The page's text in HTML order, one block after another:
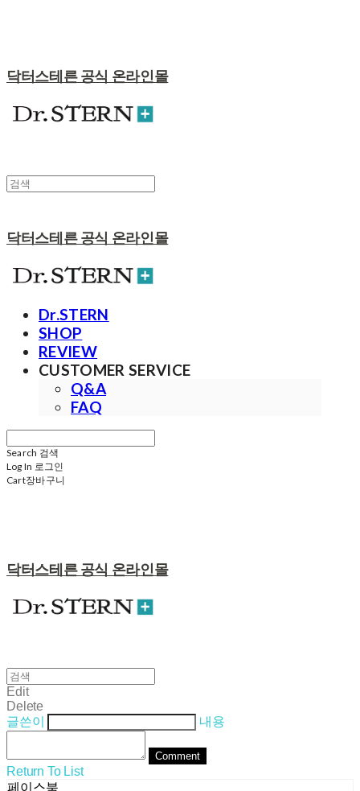
닥터스테른 공식 온라인몰
닥터스테른 공식 온라인몰
Dr.STERN
SHOP
REVIEW
CUSTOMER SERVICE
Q&A
FAQ
Search 검색
Log In 로그인
Cart장바구니
닥터스테른 공식 온라인몰
Edit
Delete
글쓴이
내용
Comment
Return To List
페이스북